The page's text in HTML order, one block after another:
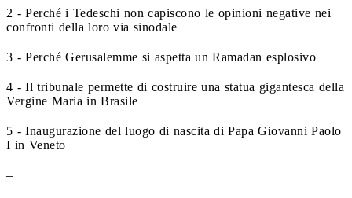
2 - Perché i Tedeschi non capiscono le opinioni negative nei
confronti della loro via sinodale
3 - Perché Gerusalemme si aspetta un Ramadan esplosivo
4 - Il tribunale permette di costruire una statua gigantesca della
Vergine Maria in Brasile
5 - Inaugurazione del luogo di nascita di Papa Giovanni Paolo
I in Veneto
–